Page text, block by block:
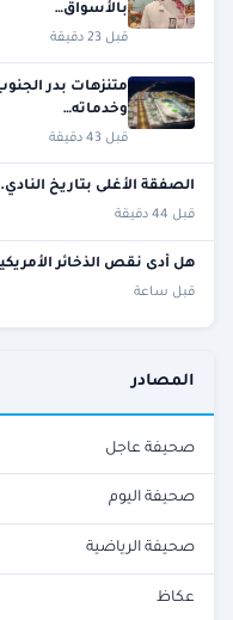
بالأسواق…
قبل 23 دقيقة
متنزهات بدر
وخدماته…
قبل 43 دقيقة
الصفقة الأغلى بتاريخ
قبل 44 دقيقة
هل أدى نقص الذخائر
قبل ساعة
المصادر
صحيفة عاجل
صحيفة اليوم
صحيفة الرياضية
عكاظ